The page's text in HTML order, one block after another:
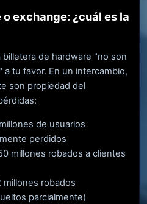
exchange: ¿cuál es la
de hardware "no son
tu favor. En un intercambio,
son propiedad del
de usuarios
perdidos
millones robados a clientes
millones robados
parcialmente)